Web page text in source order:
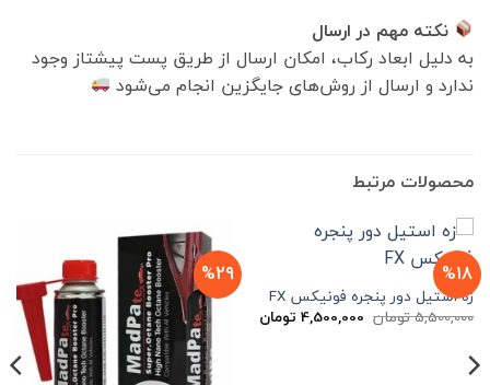
نکته مهم در ارسال
به دلیل ابعاد رکاب، امکان ارسال از طریق پست پیشتاز وجود
ندارد و ارسال از روش‌های جایگزین انجام می‌شود
محصولات مرتبط
%18
زه استیل دور پنجره فونيكس FX
5,500,000تومان قیمت
اصلی
4,500,000 تومانقیمت
فعلی
4,500,000 تومان
%29